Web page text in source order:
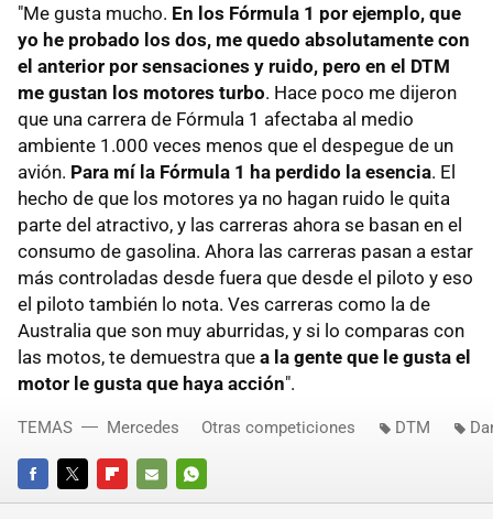
"Me gusta mucho. En los Fórmula 1 por ejemplo, que
yo he probado los dos, me quedo absolutamente con
el anterior por sensaciones y ruido, pero en el DTM
me gustan los motores turbo. Hace poco me dijeron
que una carrera de Fórmula 1 afectaba al medio
ambiente 1.000 veces menos que el despegue de un
avión. Para mí la Fórmula 1 ha perdido la esencia. El
hecho de que los motores ya no hagan ruido le quita
parte del atractivo, y las carreras ahora se basan en el
consumo de gasolina. Ahora las carreras pasan a estar
más controladas desde fuera que desde el piloto y eso
el piloto también lo nota. Ves carreras como la de
Australia que son muy aburridas, y si lo comparas con
las motos, te demuestra que a la gente que le gusta el
motor le gusta que haya acción".
FACEBOOKTWITTERFLIPBOARD
E-
WHATSAPP
TEMAS Mercedes Otras competiciones DTM